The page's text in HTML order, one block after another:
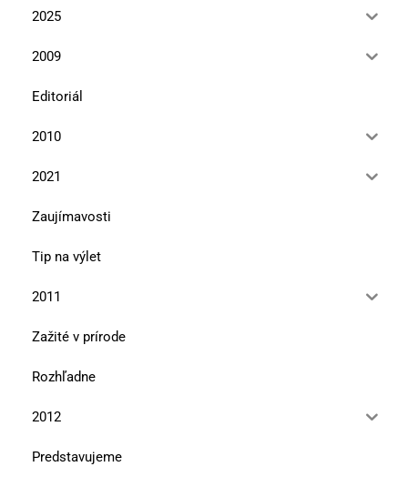
2025
2009
Editoriál
2010
2021
Zaujímavosti
Tip na výlet
2011
Zažité v prírode
Rozhľadne
2012
Predstavujeme